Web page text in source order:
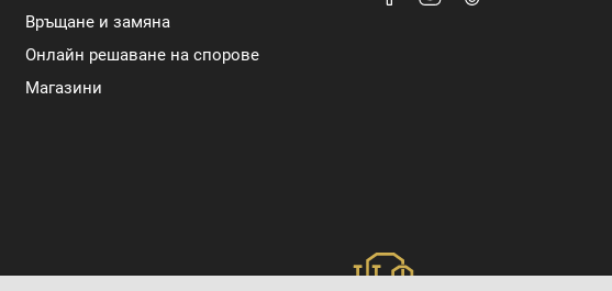
Връщане и замяна
Онлайн решаване на спорове
Магазини